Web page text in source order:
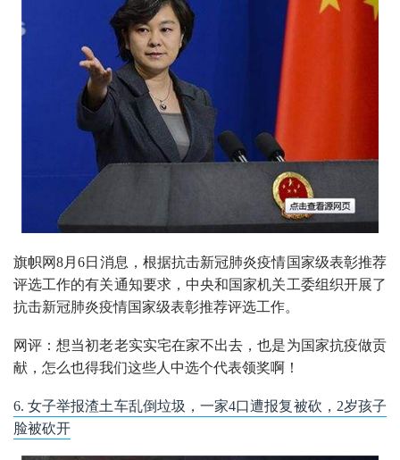
旗帜网8月6日消息，根据抗击新冠肺炎疫情国家级表彰推荐
评选工作的有关通知要求，中央和国家机关工委组织开展了
抗击新冠肺炎疫情国家级表彰推荐评选工作。
网评：想当初老老实实宅在家不出去，也是为国家抗疫做贡
献，怎么也得我们这些人中选个代表领奖啊！
6. 女子举报渣土车乱倒垃圾，一家4口遭报复被砍，2岁孩子
脸被砍开